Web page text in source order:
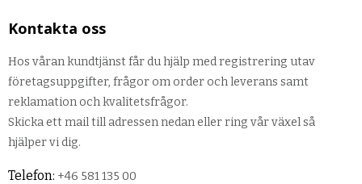
Kontakta oss
Hos våran kundtjänst får du hjälp med registrering utav
företagsuppgifter, frågor om order och leverans samt
reklamation och kvalitetsfrågor.
Skicka ett mail till adressen nedan eller ring vår växel så
hjälper vi dig.
Telefon: +46 581 135 00